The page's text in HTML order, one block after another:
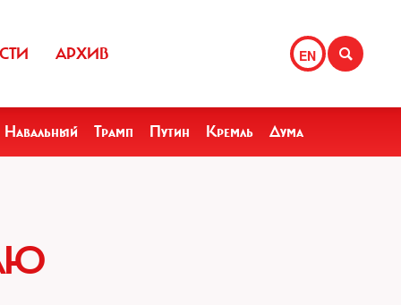
EN
АРХИВ
Навальный Трамп Путин Кремль Дума